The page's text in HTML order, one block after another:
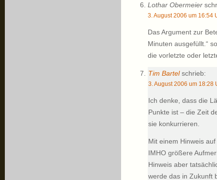
Lothar Obermeier
3. August 2006 um 16:54
Das Argument zur
Minuten ausgefüllt.“
die vorletzte oder
Tim Bartelschrieb:
3. August 2006 um 18:28
Ich denke, dass die
Punkte ist – die Zeit
sie konkurrieren.
Mit einem Hinweis
IMHO größere
Hinweis aber
werde das in Zukunft